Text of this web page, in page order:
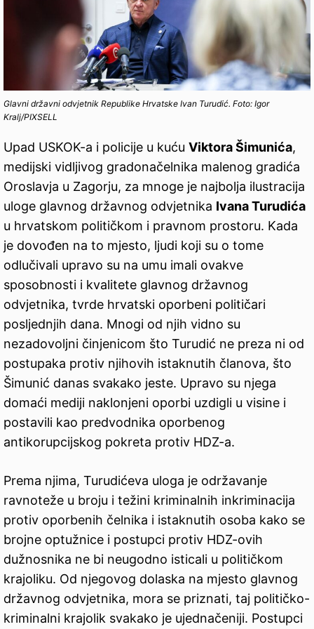
Glavni državni odvjetnik Republike Hrvatske Ivan Turudić. Foto: Igor
Kralj/PIXSELL
Upad USKOK-a i policije u kuću Viktora Šimunića,
medijski vidljivog gradonačelnika malenog gradića
Oroslavja u Zagorju, za mnoge je najbolja ilustracija
uloge glavnog državnog odvjetnika Ivana Turudića
u hrvatskom političkom i pravnom prostoru. Kada
je dovođen na to mjesto, ljudi koji su o tome
odlučivali upravo su na umu imali ovakve
sposobnosti i kvalitete glavnog državnog
odvjetnika, tvrde hrvatski oporbeni političari
posljednjih dana. Mnogi od njih vidno su
nezadovoljni činjenicom što Turudić ne preza ni od
postupaka protiv njihovih istaknutih članova, što
Šimunić danas svakako jeste. Upravo su njega
domaći mediji naklonjeni oporbi uzdigli u visine i
postavili kao predvodnika oporbenog
antikorupcijskog pokreta protiv HDZ-a.
Prema njima, Turudićeva uloga je održavanje
ravnoteže u broju i težini kriminalnih inkriminacija
protiv oporbenih čelnika i istaknutih osoba kako se
brojne optužnice i postupci protiv HDZ-ovih
dužnosnika ne bi neugodno isticali u političkom
krajoliku. Od njegovog dolaska na mjesto glavnog
državnog odvjetnika, mora se priznati, taj političko-
kriminalni krajolik svakako je ujednačeniji. Postupci